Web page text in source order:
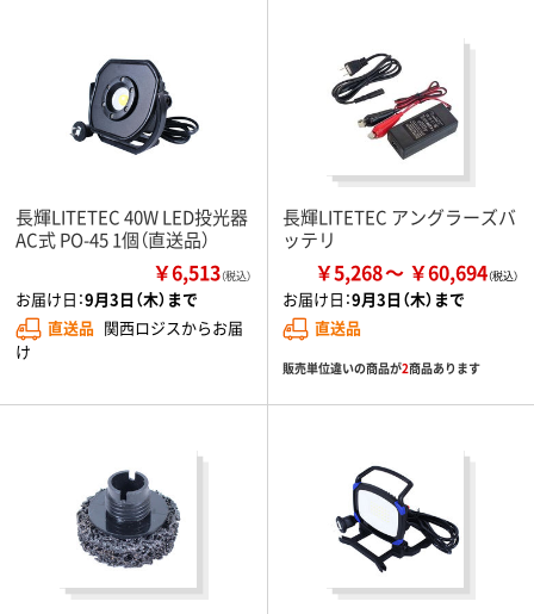
長輝LITETEC 40W LED投光器
AC式 PO-45 1個（直送品）
￥6,513（税込）
お届け日：9月3日（木）まで
直送品 関西ロジスからお届
け
長輝LITETEC アングラーズバ
ッテリ
￥5,268 ￥60,694
お届け日：9月3日（木）まで
直送品
販売単位違いの商品が2商品あります